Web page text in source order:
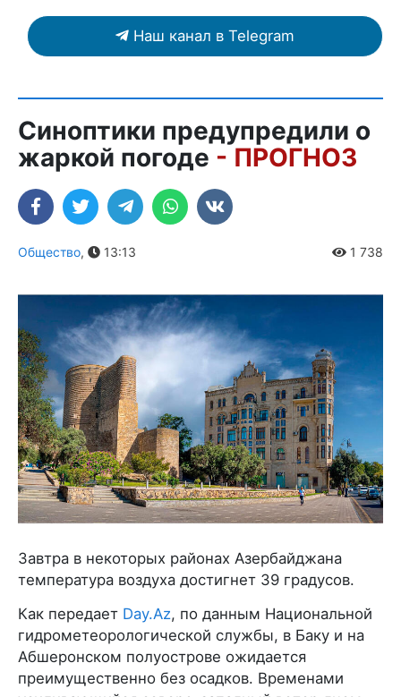
Наш канал в Telegram
Синоптики предупредили о
жаркой погоде - ПРОГНОЗ
Общество, 13:13 1 738
Завтра в некоторых районах Азербайджана
температура воздуха достигнет 39 градусов.
Как передает Day.Az, по данным Национальной
гидрометеорологической службы, в Баку и на
Абшеронском полуострове ожидается
преимущественно без осадков. Временами